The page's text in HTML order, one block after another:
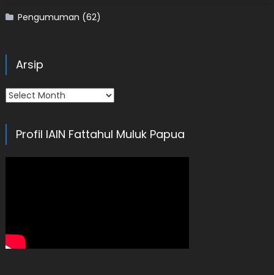
Pengumuman (62)
Arsip
Arsip
Profil IAIN Fattahul Muluk Papua